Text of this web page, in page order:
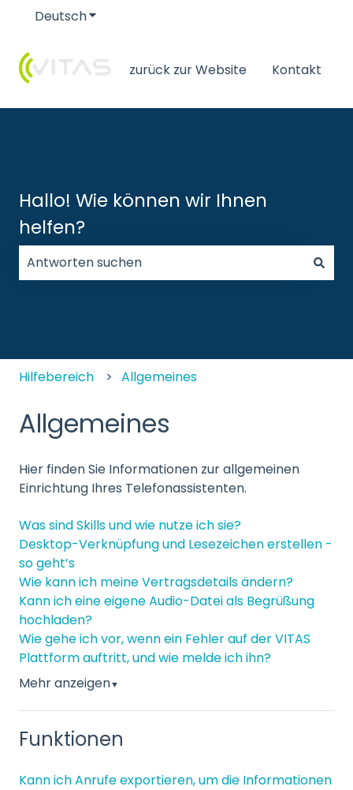
DeutschUntermenü für Übersetzungen anzeigen
zurück zur Website Kontakt
Hallo! Wie können wir Ihnen
helfen?
Hilfebereich Allgemeines
Allgemeines
Hier finden Sie Informationen zur allgemeinen
Einrichtung Ihres Telefonassistenten.
Was sind Skills und wie nutze ich sie?
Desktop-Verknüpfung und Lesezeichen erstellen -
so geht’s
Wie kann ich meine Vertragsdetails ändern?
Kann ich eine eigene Audio-Datei als Begrüßung
hochladen?
Wie gehe ich vor, wenn ein Fehler auf der VITAS
Plattform auftritt, und wie melde ich ihn?
Mehr anzeigen▼
Funktionen
Kann ich Anrufe exportieren, um die Informationen